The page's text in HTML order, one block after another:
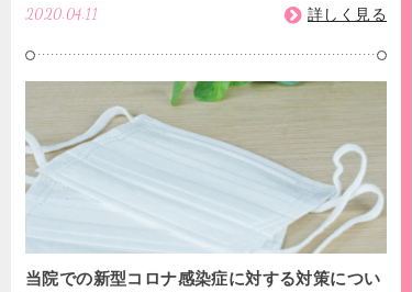
2020.04.11 詳しく見る
当院での新型コロナ感染症に対する対策につい